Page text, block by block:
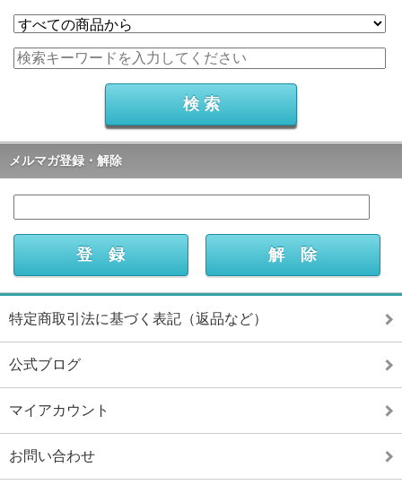
メルマガ登録・解除
特定商取引法に基づく表記（返品など）
公式ブログ
マイアカウント
お問い合わせ